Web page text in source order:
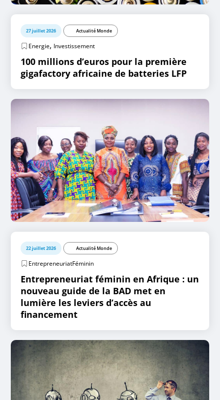
27 juillet 2026 Actualité Monde
Energie, Investissement
100 millions d’euros pour la première
gigafactory africaine de batteries LFP
22 juillet 2026 Actualité Monde
EntrepreneuriatFéminin
Entrepreneuriat féminin en Afrique : un
nouveau guide de la BAD met en
lumière les leviers d’accès au
financement